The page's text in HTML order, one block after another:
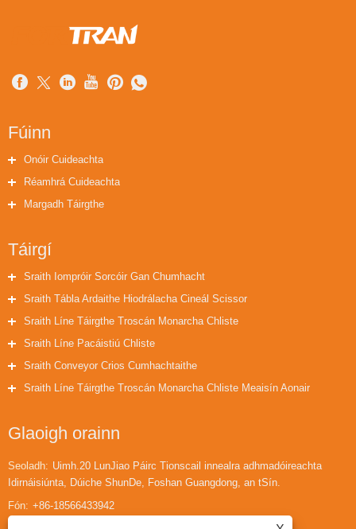
Fúinn
Onóir Cuideachta
Réamhrá Cuideachta
Margadh Táirgthe
Táirgí
Sraith Iompróir Sorcóir Gan Chumhacht
Sraith Tábla Ardaithe Hiodrálacha Cineál Scissor
Sraith Líne Táirgthe Troscán Monarcha Chliste
Sraith Líne Pacáistiú Chliste
Sraith Conveyor Crios Cumhachtaithe
Sraith Líne Táirgthe Troscán Monarcha Chliste Meaisín Aonair
Glaoigh orainn
Seoladh: Uimh.20 LunJiao Páirc Tionscail innealra adhmadóireachta
Idirnáisiúnta, Dúiche ShunDe, Foshan Guangdong, an tSín.
Fón: +86-18566433942